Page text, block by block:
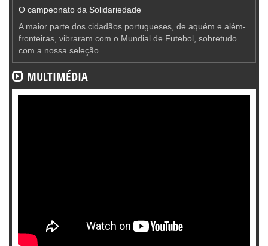
O campeonato da Solidariedade
A maior parte dos cidadãos portugueses, de aquém e além-
fronteiras, vibraram com o Mundial de Futebol, sobretudo
com a nossa seleção.
MULTIMÉDIA